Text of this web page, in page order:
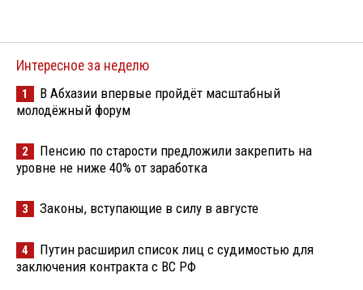
Интересное за неделю
1
В Абхазии впервые пройдёт масштабный
молодёжный форум
2
Пенсию по старости предложили закрепить на
уровне не ниже 40% от заработка
3 Законы, вступающие в силу в августе
4
Путин расширил список лиц с судимостью для
заключения контракта с ВС РФ